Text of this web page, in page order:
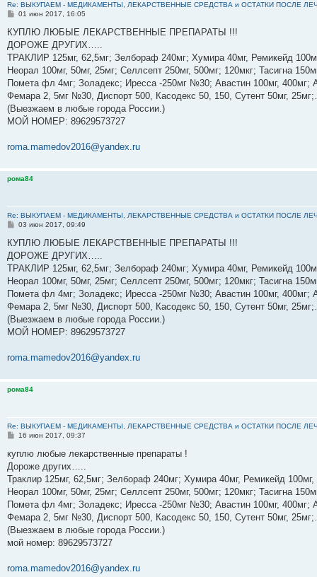
Re: ВЫКУПАЕМ - МЕДИКАМЕНТЫ, ЛЕКАРСТВЕННЫЕ СРЕДСТВА и ОСТАТКИ ПОСЛЕ
С
о
щ
е
и
е
01 июн 2017, 16:05
КУПЛЮ ЛЮБЫЕ ЛЕКАРСТВЕННЫЕ ПРЕПАРАТЫ !!!
ДОРОЖЕ ДРУГИХ…..
ТРАКЛИР 125мг, 62,5мг; Зелбораф 240мг; Хумира 40мг, Ремикейд
Неорал 100мг, 50мг, 25мг; Селлсепт 250мг, 500мг; 120мкг; Тасигна
Помета фл 4мг; Золадекс; Иресса -250мг №30; Авастин 100мг, 400мг;
Фемара 2, 5мг №30, Диспорт 500, Касодекс 50, 150, Сутент 50мг,
(Выезжаем в любые города России.)
МОЙ НОМЕР: 89629573727
roma.mamedov2016@yandex.ru
рома84
Re: ВЫКУПАЕМ - МЕДИКАМЕНТЫ, ЛЕКАРСТВЕННЫЕ СРЕДСТВА и ОСТАТКИ ПОСЛЕ
С
о
щ
е
и
е
03 июн 2017, 09:49
КУПЛЮ ЛЮБЫЕ ЛЕКАРСТВЕННЫЕ ПРЕПАРАТЫ !!!
ДОРОЖЕ ДРУГИХ…..
ТРАКЛИР 125мг, 62,5мг; Зелбораф 240мг; Хумира 40мг, Ремикейд
Неорал 100мг, 50мг, 25мг; Селлсепт 250мг, 500мг; 120мкг; Тасигна
Помета фл 4мг; Золадекс; Иресса -250мг №30; Авастин 100мг, 400мг;
Фемара 2, 5мг №30, Диспорт 500, Касодекс 50, 150, Сутент 50мг,
(Выезжаем в любые города России.)
МОЙ НОМЕР: 89629573727
roma.mamedov2016@yandex.ru
рома84
Re: ВЫКУПАЕМ - МЕДИКАМЕНТЫ, ЛЕКАРСТВЕННЫЕ СРЕДСТВА и ОСТАТКИ ПОСЛЕ
С
о
щ
е
и
е
16 июн 2017, 09:37
куплю любые лекарственные препараты !
Дороже других…..
Траклир 125мг, 62,5мг; Зелбораф 240мг; Хумира 40мг, Ремикейд
Неорал 100мг, 50мг, 25мг; Селлсепт 250мг, 500мг; 120мкг; Тасигна
Помета фл 4мг; Золадекс; Иресса -250мг №30; Авастин 100мг, 400мг;
Фемара 2, 5мг №30, Диспорт 500, Касодекс 50, 150, Сутент 50мг,
(Выезжаем в любые города России.)
мой номер: ‪89629573727‬
roma.mamedov2016@yandex.ru